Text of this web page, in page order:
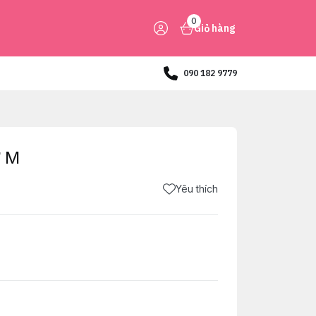
0
Giỏ hàng
090 182 9779
M
Yêu thích